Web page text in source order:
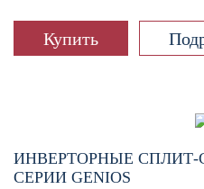
Купить
ИНВЕРТОРНЫЕ СПЛИТ-
СЕРИИ GENIOS